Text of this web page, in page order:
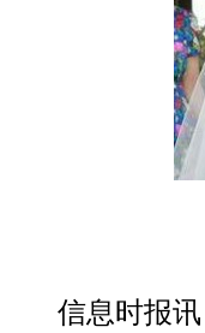
信息时报讯